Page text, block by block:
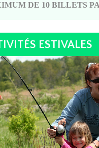
DE 10 BILLETS
ESTIVALES